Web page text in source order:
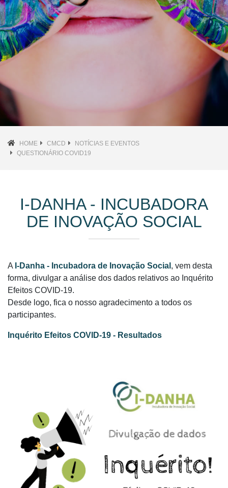
HOME CMCD
NOTÍCIAS E EVENTOS
QUESTIONÁRIO COVID19
I-DANHA - INCUBADORA
DE INOVAÇÃO SOCIAL
A I-Danha - Incubadora de Inovação Social , vem desta
forma, divulgar a análise dos dados relativos ao Inquérito
Efeitos COVID-19.
Desde logo, fica o nosso agradecimento a todos os
participantes.
Inquérito Efeitos COVID-19 - Resultados